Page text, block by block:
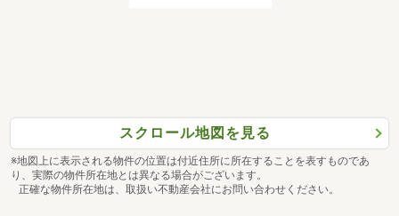
スクロール地図を見る
※地図上に表示される物件の位置は付近住所に所在することを表すものであ
り、実際の物件所在地とは異なる場合がございます。
正確な物件所在地は、取扱い不動産会社にお問い合わせください。